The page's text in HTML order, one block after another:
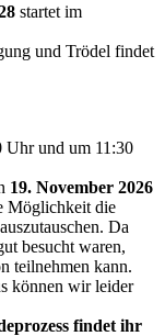
startet im
und Trödel findet
Uhr und um 11:30
19. November 2026
Möglichkeit die
Da
besucht waren,
teilnehmen kann.
können wir leider
findet ihr